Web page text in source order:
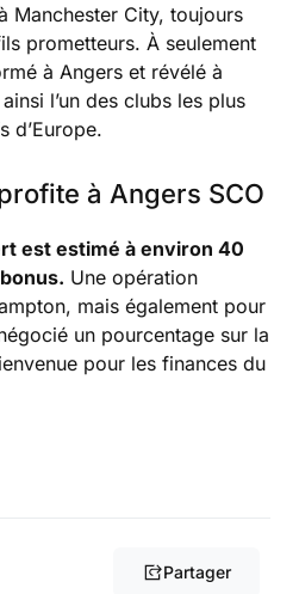
Manchester City, toujours
prometteurs. À seulement
à Angers et révélé à
l’un des clubs les plus
d’Europe.
à Angers SCO
est estimé à environ 40
Une opération
mais également pour
un pourcentage sur la
pour les finances du
Partager